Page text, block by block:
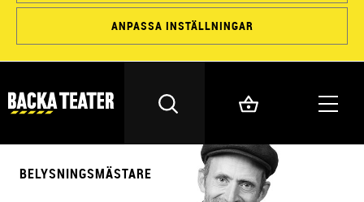
ANPASSA INSTÄLLNINGAR
BELYSNINGSMÄSTARE